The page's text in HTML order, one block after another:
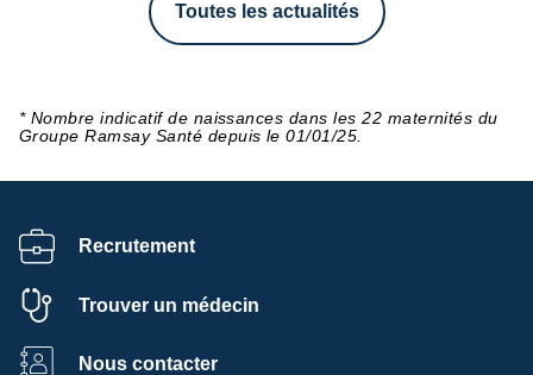
Toutes les actualités
* Nombre indicatif de naissances dans les 22 maternités du
Groupe Ramsay Santé depuis le 01/01/25.
Recrutement
Trouver un médecin
Nous contacter